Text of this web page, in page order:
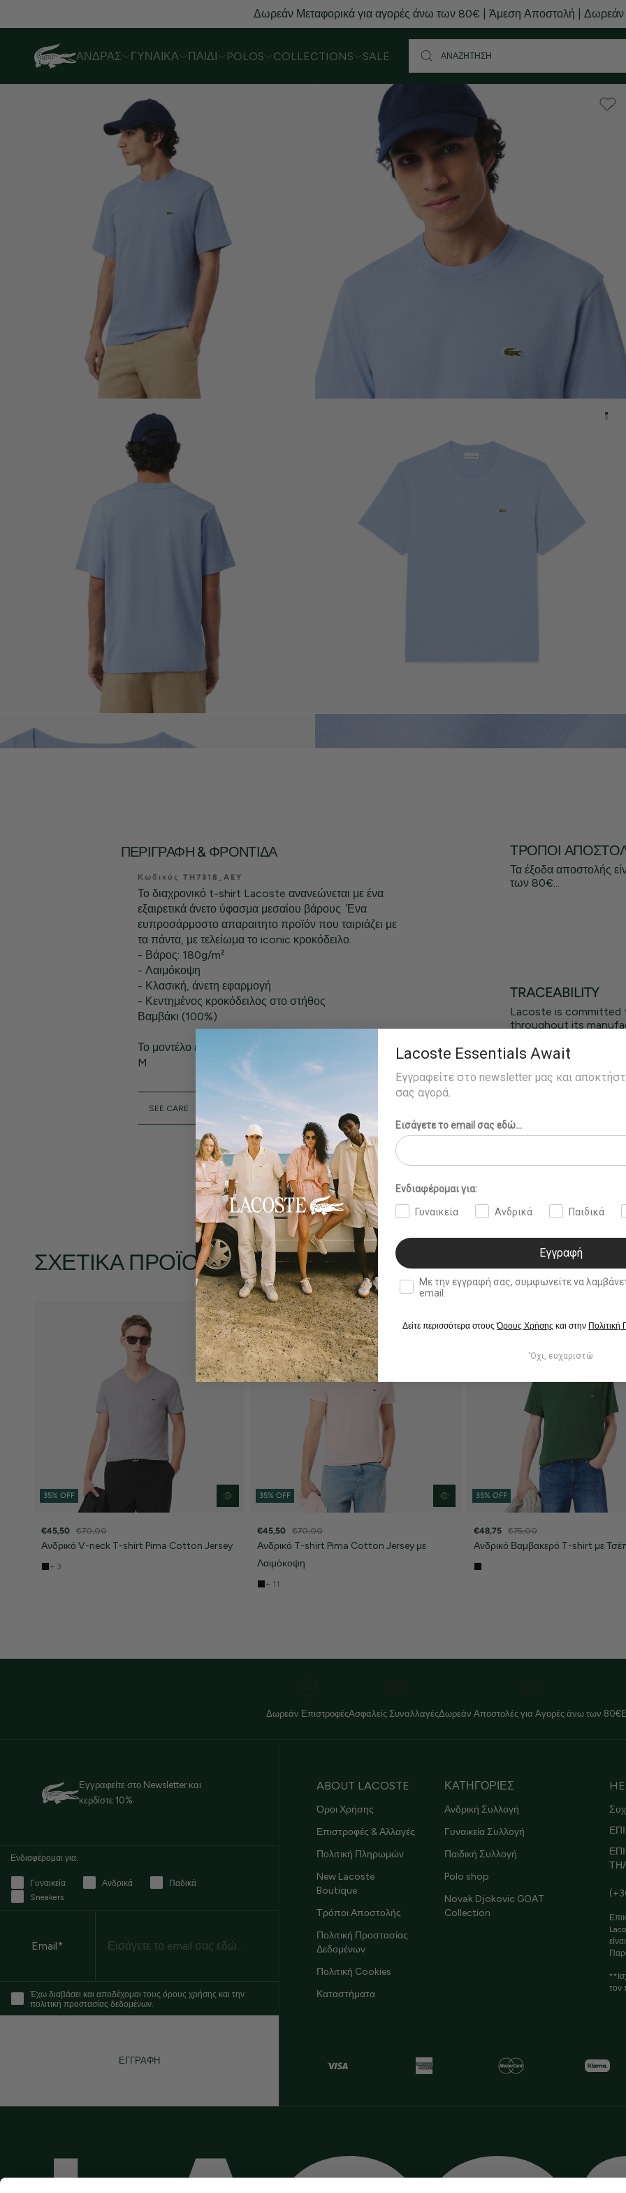
Buy now, pay later with Klarna
ΆΝΔΡΑΣ ΓΥΝΑΊΚΑ ΠΑΙΔΊ POLOS COLLECTIONS SALE
ΠΕΡΙΓΡΑΦΉ & ΦΡΟΝΤΊΔΑ
Κωδικός TH7318_AEY
Το διαχρονικό t-shirt Lacoste ανανεώνεται με ένα
εξαιρετικά άνετο ύφασμα μεσαίου βάρους. Ένα
ευπροσάρμοστο απαραιτητο προϊόν που ταιριάζει με
τα πάντα, με τελείωμα το iconic κροκόδειλο.
- Βάρος: 180g/m²
- Λαιμόκοψη
- Κλασική, άνετη εφαρμογή
- Κεντημένος κροκόδειλος στο στήθος
Βαμβάκι (100%)
Το μοντέλο έχει ύψος 1,80 μ. και φοράει το νούμερο 4 -
M
SEE.CARE
ΤΡΌΠΟΙ
Τα έξοδα αποστολής
των 80€...
TRACEABILITY
Lacoste is
throughout its
ΣΧΕΤΙΚΆ ΠΡΟΪΌΝΤΑ
35% OFF
€45,50 €70,00
Ανδρικό V-neck T-shirt Pima Cotton Jersey
+ 3
35% OFF
€45,50 €70,00
Ανδρικό T-shirt Pima Cotton Jersey με
Λαιμόκοψη
+ 11
35% OFF
€48,75 €75,00
Ανδρικό Βαμβακερό T-shirt με
Δωρεάν ΕπιστροφέςΑσφαλείς ΣυναλλαγέςΔωρεάν Αποστολές για Αγορές άνω των 80€
Εγγραφείτε στο Newsletter και
κερδίστε 10%
Ενδιαφέρομαι για:
Γυναικεία Ανδρικά
Παδικά
Sneakers
Email*
Έχω διαβάσει και αποδέχομαι τους όρους χρήσης και την
πολιτική προστασίας δεδομένων.
ΕΓΓΡΑΦΗ
ABOUT LACOSTE
Όροι Χρήσης
Επιστροφές & Αλλαγές
Πολιτική Πληρωμών
New Lacoste
Boutique
Τρόποι Αποστολής
Πολιτική Προστασίας
Δεδομένων
Πολιτική Cookies
Καταστήματα
ΚΑΤΗΓΟΡΙΕΣ
Ανδρική Συλλογή
Γυναικεία Συλλογή
Παιδική Συλλογή
Polo shop
Novak Djokovic GOAT
Collection
τον
Lacoste Essentials Await
Εγγραφείτε στο newsletter μας και
σας αγορά.
Εισάγετε το email σας εδώ...
Ενδιαφέρομαι για:
Γυναικεία Ανδρικά Παιδικά
Εγγραφή
double opt in
Με την εγγραφή σας, συμφωνείτε να λαμβάνετε
email.
Δείτε περισσότερα στουςΌρους Χρήσης και στην
'Οχι, ευχαριστώ